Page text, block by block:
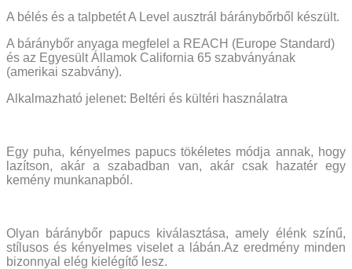
A bélés és a talpbetét A Level ausztrál báránybőrből készült.
A báránybőr anyaga megfelel a REACH (Europe Standard)
és az Egyesült Államok California 65 szabványának
(amerikai szabvány).
Alkalmazható jelenet: Beltéri és kültéri használatra
Egy puha, kényelmes papucs tökéletes módja annak, hogy
lazítson, akár a szabadban van, akár csak hazatér egy
kemény munkanapból.
Olyan báránybőr papucs kiválasztása, amely élénk színű,
stílusos és kényelmes viselet a lábán.Az eredmény minden
bizonnyal elég kielégítő lesz.